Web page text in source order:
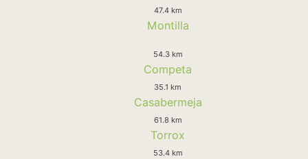
47.4 km
Montilla
54.3 km
Competa
35.1 km
Casabermeja
61.8 km
Torrox
53.4 km